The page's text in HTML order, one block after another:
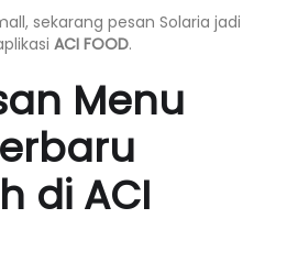
sekarang pesan Solaria jadi
ACI FOOD.
Menu
di ACI